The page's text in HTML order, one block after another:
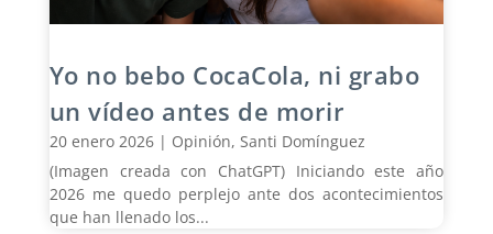
Yo no bebo CocaCola, ni grabo
un vídeo antes de morir
20 enero 2026| Opinión, Santi Domínguez
(Imagen creada con ChatGPT) Iniciando este año
2026 me quedo perplejo ante dos acontecimientos
que han llenado los...